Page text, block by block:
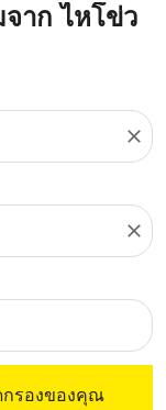
าก ไหโข่ว
close
close
กรองของคุณ